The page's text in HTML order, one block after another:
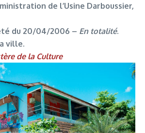
de l’Usine Darboussier,
du 20/04/2006 – En totalité.
ville.
de la Culture